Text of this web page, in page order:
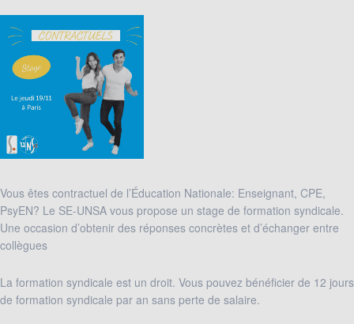
Stage
"Contractuels"
du
jeudi
novembre
2026
Vous êtes contractuel de l’Éducation Nationale: Enseignant, CPE,
PsyEN? Le SE-UNSA vous propose un stage de formation syndicale.
Une occasion d’obtenir des réponses concrètes et d’échanger entre
collègues
La formation syndicale est un droit. Vous pouvez bénéficier de 12 jours
de formation syndicale par an sans perte de salaire.